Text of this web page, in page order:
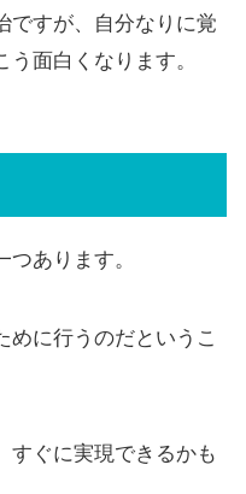
ですが、自分なりに覚
面白くなります。
あります。
めに行うのだというこ
すぐに実現できるかも